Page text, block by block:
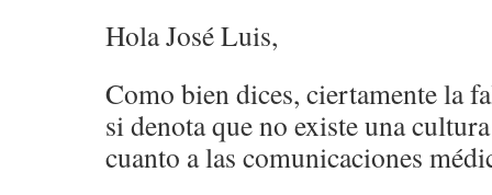
Hola José Luis,
Como bien dices, ciertamente la
si denota que no existe una
cuanto a las comunicaciones